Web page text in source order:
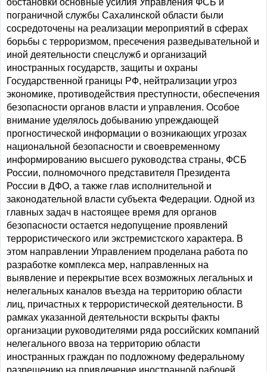
обстановки основные усилия Управления ФСБ и
пограничной службы Сахалинской области были
сосредоточены на реализации мероприятий в сферах
борьбы с терроризмом, пресечения разведывательной и
иной деятельности спецслужб и организаций
иностранных государств, защиты и охраны
Государственной границы РФ, нейтрализации угроз
экономике, противодействия преступности, обеспечения
безопасности органов власти и управления. Особое
внимание уделялось добыванию упреждающей
прогностической информации о возникающих угрозах
национальной безопасности и своевременному
информированию высшего руководства страны, ФСБ
России, полномочного представителя Президента
России в ДФО, а также глав исполнительной и
законодательной власти субъекта Федерации. Одной из
главных задач в настоящее время для органов
безопасности остается недопущение проявлений
террористического или экстремистского характера. В
этом направлении Управлением проделана работа по
разработке комплекса мер, направленных на
выявление и перекрытие всех возможных легальных и
нелегальных каналов въезда на территорию области
лиц, причастных к террористической деятельности. В
рамках указанной деятельности вскрыты факты
организации руководителями ряда российских компаний
нелегального ввоза на территорию области
иностранных граждан по подложному федеральному
разрешению на привлечение иностранной рабочей